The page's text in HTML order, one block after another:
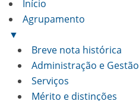
Início
Agrupamento
▼
Breve nota histórica
Administração e Gestão
Serviços
Mérito e distinções